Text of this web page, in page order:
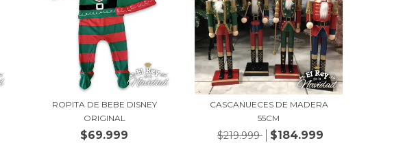
ROPITA DE BEBE DISNEY
ORIGINAL
$69.999
CASCANUECES DE MADERA
55CM
$219.999 $184.999